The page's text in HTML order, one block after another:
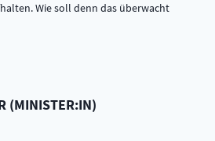
Wie soll denn das überwacht
(MINISTER:IN)